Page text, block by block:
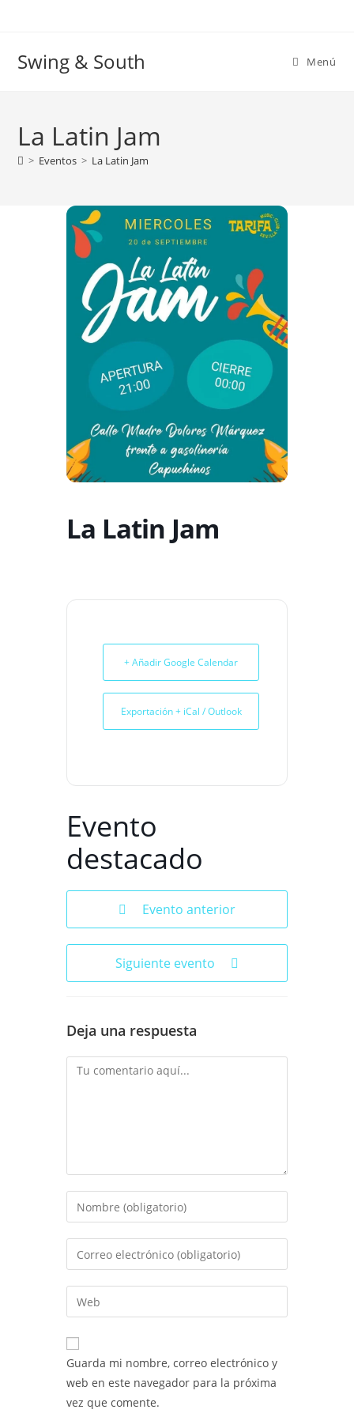
Swing & South Menú
La Latin Jam
> Eventos > La Latin Jam
La Latin Jam
+ Añadir Google Calendar
Exportación + iCal / Outlook
Evento
destacado
Evento anterior
Siguiente evento
Deja una respuesta
Comentario
Introduce
tu
nombre
de
usuario
para
comentar
Introduce
tu
dirección
de
electrónico
para
comentar
Introduce
la
URL
de
(opcional)
Guarda mi nombre, correo electrónico y
web en este navegador para la próxima
vez que comente.